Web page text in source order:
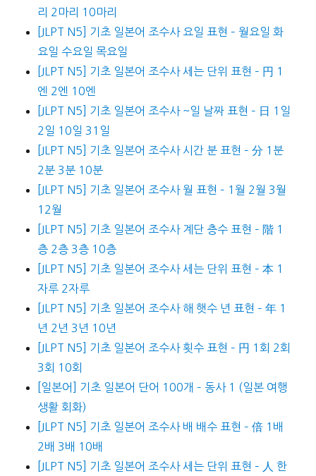
리 2마리 10마리
[JLPT N5] 기초 일본어 조수사 요일 표현 – 월요일 화
요일 수요일 목요일
[JLPT N5] 기초 일본어 조수사 세는 단위 표현 – 円 1
엔 2엔 10엔
[JLPT N5] 기초 일본어 조수사 ~일 날짜 표현 – 日 1일
2일 10일 31일
[JLPT N5] 기초 일본어 조수사 시간 분 표현 – 分 1분
2분 3분 10분
[JLPT N5] 기초 일본어 조수사 월 표현 – 1월 2월 3월
12월
[JLPT N5] 기초 일본어 조수사 계단 층수 표현 – 階 1
층 2층 3층 10층
[JLPT N5] 기초 일본어 조수사 세는 단위 표현 – 本 1
자루 2자루
[JLPT N5] 기초 일본어 조수사 해 햇수 년 표현 – 年 1
년 2년 3년 10년
[JLPT N5] 기초 일본어 조수사 횟수 표현 – 円 1회 2회
3회 10회
[일본어] 기초 일본어 단어 100개 – 동사 1 (일본 여행
생활 회화)
[JLPT N5] 기초 일본어 조수사 배 배수 표현 – 倍 1배
2배 3배 10배
[JLPT N5] 기초 일본어 조수사 세는 단위 표현 – 人 한